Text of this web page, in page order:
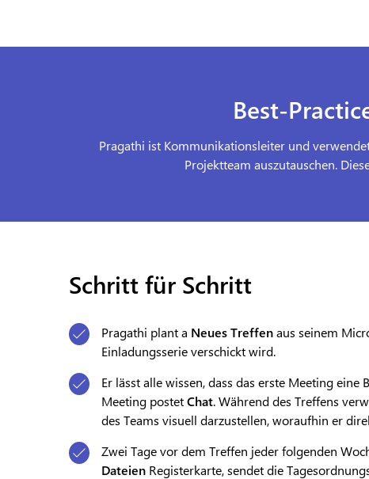
Best-
Pragathi ist Kommunikationsleiter und
Projektteam auszutauschen.
Schritt für Schritt
Pragathi plant a Neues Treffenaus seinem
Einladungsserie verschickt wird.
Er lässt alle wissen, dass das erste Meeting
Meeting postetChat. Während des Treffens
des Teams visuell darzustellen, woraufhin er
Zwei Tage vor dem Treffen jeder folgenden
Dateien Registerkarte, sendet die